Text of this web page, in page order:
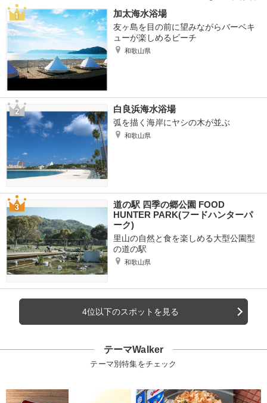
加太海水浴場
友ヶ島を目の前に望みながらバーベキ
ューが楽しめるビーチ
和歌山県
白良浜海水浴場
弧を描く海岸にヤシの木が並ぶ
和歌山県
道の駅 四季の郷公園 FOOD
HUNTER PARK(フードハンターパ
ーク)
里山の自然と食を楽しめる大型公園型
の道の駅
和歌山県
4位以下のスポットを見る
テーマWalker
テーマ別特集をチェック